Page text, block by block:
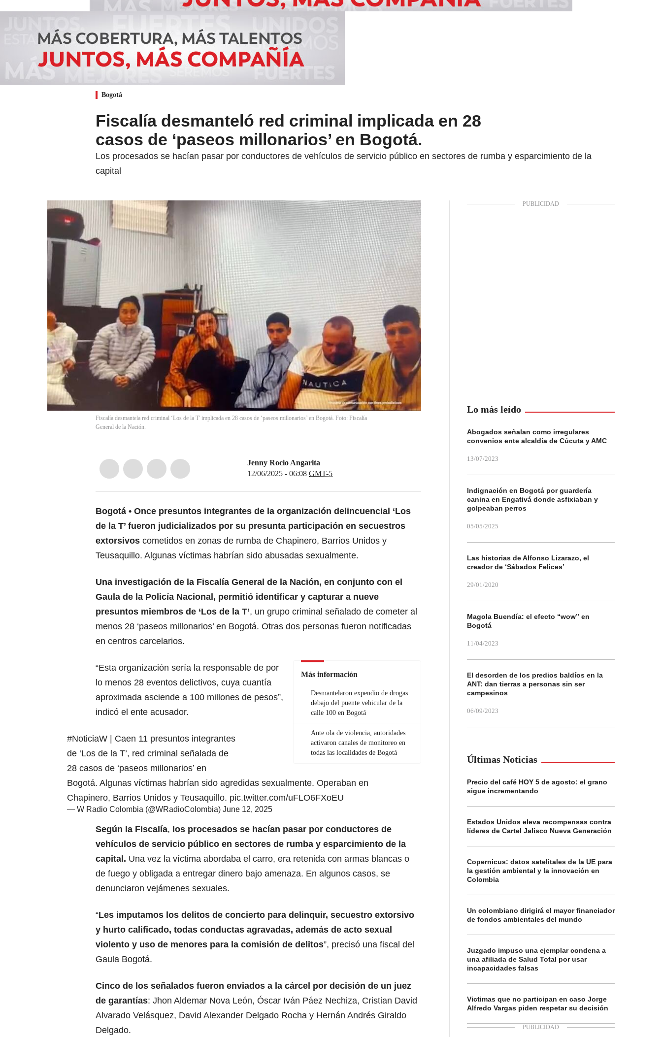
Bogotá
Fiscalía desmanteló red criminal implicada en 28
casos de ‘paseos millonarios’ en Bogotá.
Los procesados se hacían pasar por conductores de vehículos de servicio público en sectores de rumba y esparcimiento de la
capital
Fiscalía desmantela red criminal ‘Los de la T' implicada en 28 casos de ‘paseos millonarios’ en Bogotá. Foto: Fiscalía
General de la Nación.
Jenny Rocio Angarita
12/06/2025 - 06:08 GMT-5
Bogotá
Once presuntos integrantes de la organización delincuencial ‘Los
de la T’ fueron judicializados por su presunta participación en secuestros
extorsivos cometidos en zonas de rumba de Chapinero, Barrios Unidos y
Teusaquillo. Algunas víctimas habrían sido abusadas sexualmente.
Una investigación de la Fiscalía General de la Nación, en conjunto con el
Gaula de la Policía Nacional, permitió identificar y capturar a nueve
presuntos miembros de ‘Los de la T’, un grupo criminal señalado de cometer al
menos 28 ‘paseos millonarios’ en Bogotá. Otras dos personas fueron notificadas
en centros carcelarios.
Más información
Desmantelaron expendio de drogas
debajo del puente vehicular de la
calle 100 en Bogotá
Ante ola de violencia, autoridades
activaron canales de monitoreo en
todas las localidades de Bogotá
“Esta organización sería la responsable de por
lo menos 28 eventos delictivos, cuya cuantía
aproximada asciende a 100 millones de pesos”,
indicó el ente acusador.
#NoticiaW | Caen 11 presuntos integrantes
de ‘Los de la T’, red criminal señalada de
28 casos de ‘paseos millonarios’ en
Bogotá. Algunas víctimas habrían sido agredidas sexualmente. Operaban en
Chapinero, Barrios Unidos y Teusaquillo. pic.twitter.com/uFLO6FXoEU
— W Radio Colombia (@WRadioColombia) June 12, 2025
Según la Fiscalía, los procesados se hacían pasar por conductores de
vehículos de servicio público en sectores de rumba y esparcimiento de la
capital. Una vez la víctima abordaba el carro, era retenida con armas blancas o
de fuego y obligada a entregar dinero bajo amenaza. En algunos casos, se
denunciaron vejámenes sexuales.
“Les imputamos los delitos de concierto para delinquir, secuestro extorsivo
y hurto calificado, todas conductas agravadas, además de acto sexual
violento y uso de menores para la comisión de delitos”, precisó una fiscal del
Gaula Bogotá.
Cinco de los señalados fueron enviados a la cárcel por decisión de un juez
de garantías: Jhon Aldemar Nova León, Óscar Iván Páez Nechiza, Cristian David
Alvarado Velásquez, David Alexander Delgado Rocha y Hernán Andrés Giraldo
Delgado.
Lo más leído
Abogados señalan como irregulares
convenios ente alcaldía de Cúcuta y AMC
13/07/2023
Indignación en Bogotá por guardería
canina en Engativá donde asfixiaban y
golpeaban perros
05/05/2025
Las historias de Alfonso Lizarazo, el
creador de ‘Sábados Felices’
29/01/2020
Magola Buendía: el efecto “wow” en
Bogotá
11/04/2023
El desorden de los predios baldíos en la
ANT: dan tierras a personas sin ser
campesinos
06/09/2023
Últimas Noticias
Precio del café HOY 5 de agosto: el grano
sigue incrementando
Estados Unidos eleva recompensas contra
líderes de Cartel Jalisco Nueva Generación
Copernicus: datos satelitales de la UE para
la gestión ambiental y la innovación en
Colombia
Un colombiano dirigirá el mayor financiador
de fondos ambientales del mundo
Juzgado impuso una ejemplar condena a
una afiliada de Salud Total por usar
incapacidades falsas
Victimas que no participan en caso Jorge
Alfredo Vargas piden respetar su decisión